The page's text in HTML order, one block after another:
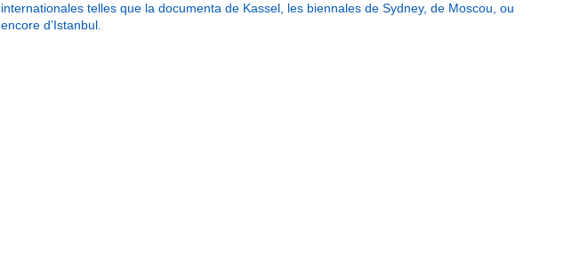
internationales telles que la documenta de Kassel, les biennales de Sydney, de Moscou, ou
encore d’Istanbul.